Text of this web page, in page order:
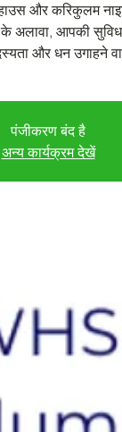
और करिकुलम
अलावा, आपकी
और धन उगाहने
पंजीकरण बंद है
अन्य कार्यक्रम देखें